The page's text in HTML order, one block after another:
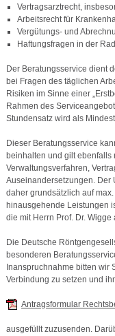
Vertragsarztrecht,
Arbeitsrecht für
Vergütungs- und
Haftungsfragen in der
Der Beratungsservice dient
bei Fragen des täglichen
Risiken im Sinne einer
Rahmen des
Stundensatz wird als
Dieser Beratungsservice
beinhalten und gilt ebenfalls
Verwaltungsverfahren,
Auseinandersetzungen. Der
daher grundsätzlich auf
hinausgehende Leistungen
die mit Herrn Prof. Dr. Wigge
Die Deutsche
besonderen
Inanspruchnahme bitten wir
Verbindung zu setzen und
Antragsformular
ausgefüllt zuzusenden.